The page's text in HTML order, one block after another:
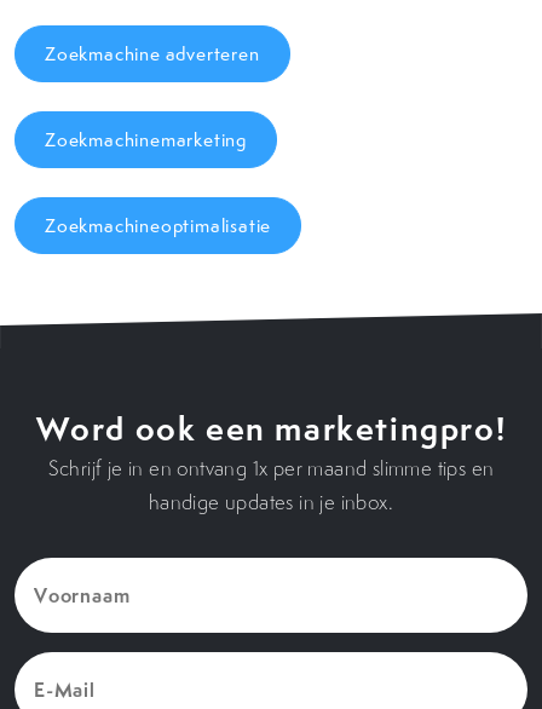
Zoekmachine adverteren
Zoekmachinemarketing
Zoekmachineoptimalisatie
Word ook een marketingpro!
Schrijf je in en ontvang 1x per maand slimme tips en
handige updates in je inbox.
Voornaam
(Vereist)
E-
Mail